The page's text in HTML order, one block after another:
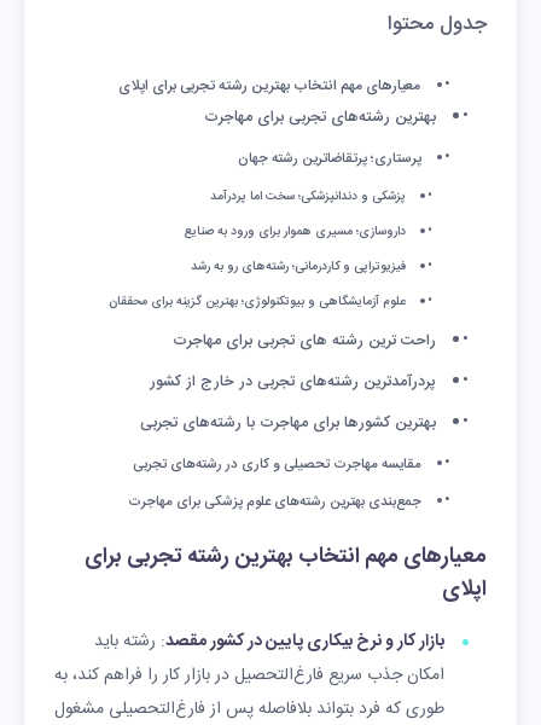
جدول محتوا
معیارهای مهم انتخاب بهترین رشته تجربی برای اپلای
بهترین رشته‌های تجربی برای مهاجرت
پرستاری؛ پرتقاضاترین رشته جهان
پزشکی و دندانپزشکی؛ سخت اما پردرآمد
داروسازی؛ مسیری هموار برای ورود به صنایع
فیزیوتراپی و کاردرمانی؛ رشته‌های رو به رشد
علوم آزمایشگاهی و بیوتکنولوژی؛ بهترین گزینه برای محققان
راحت ترین رشته های تجربی برای مهاجرت
پردرآمدترین رشته‌های تجربی در خارج از کشور
بهترین کشورها برای مهاجرت با رشته‌های تجربی
مقایسه مهاجرت تحصیلی و کاری در رشته‌های تجربی
جمع‌بندی بهترین رشته‌های علوم پزشکی برای مهاجرت
معیارهای مهم انتخاب بهترین رشته تجربی برای
اپلای
بازار کار و نرخ بیکاری پایین در کشور مقصد: رشته باید
امکان جذب سریع فارغ‌التحصیل در بازار کار را فراهم کند، به
طوری که فرد بتواند بلافاصله پس از فارغ‌التحصیلی مشغول